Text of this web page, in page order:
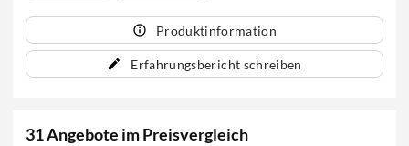
Produktinformation
Erfahrungsbericht schreiben
31 Angebote im Preisvergleich